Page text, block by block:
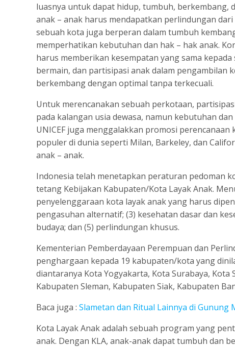
luasnya untuk dapat hidup, tumbuh, berkembang,
anak – anak harus mendapatkan perlindungan
sebuah kota juga berperan dalam tumbuh
memperhatikan kebutuhan dan hak – hak anak.
harus memberikan kesempatan yang sama
bermain, dan partisipasi anak dalam pengambilan
berkembang dengan optimal tanpa terkecuali.
Untuk merencanakan sebuah perkotaan,
pada kalangan usia dewasa, namun kebutuhan
UNICEF juga menggalakkan promosi
populer di dunia seperti Milan, Barkeley, dan
anak – anak.
Indonesia telah menetapkan peraturan pedoman
tetang Kebijakan Kabupaten/Kota Layak Anak.
penyelenggaraan kota layak anak yang harus
pengasuhan alternatif; (3) kesehatan dasar dan
budaya; dan (5) perlindungan khusus.
Kementerian Pemberdayaan Perempuan dan
penghargaan kepada 19 kabupaten/kota yang
diantaranya Kota Yogyakarta, Kota Surabaya,
Kabupaten Sleman, Kabupaten Siak, Kabupaten
Baca juga : Slametan dan Ritual Lainnya di Gunung
Kota Layak Anak adalah sebuah program yang
anak. Dengan KLA, anak-anak dapat tumbuh dan